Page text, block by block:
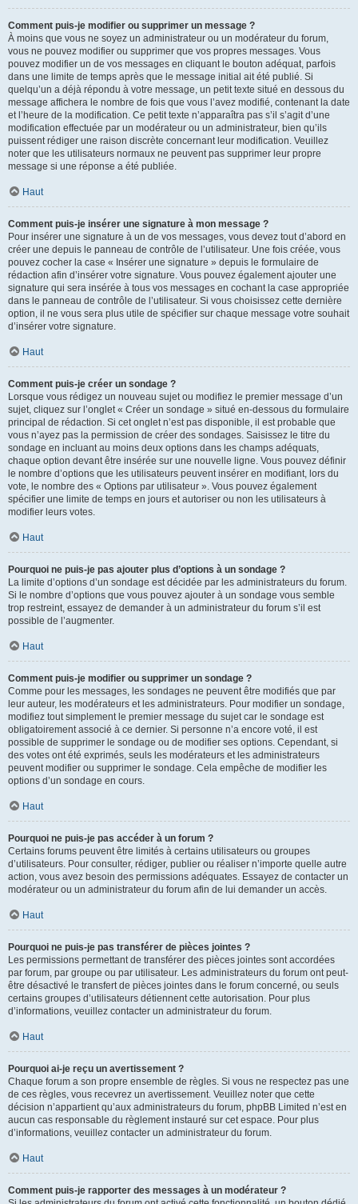
Comment puis-je modifier ou supprimer un message ?
À moins que vous ne soyez un administrateur ou un modérateur du forum,
vous ne pouvez modifier ou supprimer que vos propres messages. Vous
pouvez modifier un de vos messages en cliquant le bouton adéquat, parfois
dans une limite de temps après que le message initial ait été publié. Si
quelqu’un a déjà répondu à votre message, un petit texte situé en dessous du
message affichera le nombre de fois que vous l’avez modifié, contenant la date
et l’heure de la modification. Ce petit texte n’apparaîtra pas s’il s’agit d’une
modification effectuée par un modérateur ou un administrateur, bien qu’ils
puissent rédiger une raison discrète concernant leur modification. Veuillez
noter que les utilisateurs normaux ne peuvent pas supprimer leur propre
message si une réponse a été publiée.
Haut
Comment puis-je insérer une signature à mon message ?
Pour insérer une signature à un de vos messages, vous devez tout d’abord en
créer une depuis le panneau de contrôle de l’utilisateur. Une fois créée, vous
pouvez cocher la case « Insérer une signature » depuis le formulaire de
rédaction afin d’insérer votre signature. Vous pouvez également ajouter une
signature qui sera insérée à tous vos messages en cochant la case appropriée
dans le panneau de contrôle de l’utilisateur. Si vous choisissez cette dernière
option, il ne vous sera plus utile de spécifier sur chaque message votre souhait
d’insérer votre signature.
Haut
Comment puis-je créer un sondage ?
Lorsque vous rédigez un nouveau sujet ou modifiez le premier message d’un
sujet, cliquez sur l’onglet « Créer un sondage » situé en-dessous du formulaire
principal de rédaction. Si cet onglet n’est pas disponible, il est probable que
vous n’ayez pas la permission de créer des sondages. Saisissez le titre du
sondage en incluant au moins deux options dans les champs adéquats,
chaque option devant être insérée sur une nouvelle ligne. Vous pouvez définir
le nombre d’options que les utilisateurs peuvent insérer en modifiant, lors du
vote, le nombre des « Options par utilisateur ». Vous pouvez également
spécifier une limite de temps en jours et autoriser ou non les utilisateurs à
modifier leurs votes.
Haut
Pourquoi ne puis-je pas ajouter plus d’options à un sondage ?
La limite d’options d’un sondage est décidée par les administrateurs du forum.
Si le nombre d’options que vous pouvez ajouter à un sondage vous semble
trop restreint, essayez de demander à un administrateur du forum s’il est
possible de l’augmenter.
Haut
Comment puis-je modifier ou supprimer un sondage ?
Comme pour les messages, les sondages ne peuvent être modifiés que par
leur auteur, les modérateurs et les administrateurs. Pour modifier un sondage,
modifiez tout simplement le premier message du sujet car le sondage est
obligatoirement associé à ce dernier. Si personne n’a encore voté, il est
possible de supprimer le sondage ou de modifier ses options. Cependant, si
des votes ont été exprimés, seuls les modérateurs et les administrateurs
peuvent modifier ou supprimer le sondage. Cela empêche de modifier les
options d’un sondage en cours.
Haut
Pourquoi ne puis-je pas accéder à un forum ?
Certains forums peuvent être limités à certains utilisateurs ou groupes
d’utilisateurs. Pour consulter, rédiger, publier ou réaliser n’importe quelle autre
action, vous avez besoin des permissions adéquates. Essayez de contacter un
modérateur ou un administrateur du forum afin de lui demander un accès.
Haut
Pourquoi ne puis-je pas transférer de pièces jointes ?
Les permissions permettant de transférer des pièces jointes sont accordées
par forum, par groupe ou par utilisateur. Les administrateurs du forum ont peut-
être désactivé le transfert de pièces jointes dans le forum concerné, ou seuls
certains groupes d’utilisateurs détiennent cette autorisation. Pour plus
d’informations, veuillez contacter un administrateur du forum.
Haut
Pourquoi ai-je reçu un avertissement ?
Chaque forum a son propre ensemble de règles. Si vous ne respectez pas une
de ces règles, vous recevrez un avertissement. Veuillez noter que cette
décision n’appartient qu’aux administrateurs du forum, phpBB Limited n’est en
aucun cas responsable du règlement instauré sur cet espace. Pour plus
d’informations, veuillez contacter un administrateur du forum.
Haut
Comment puis-je rapporter des messages à un modérateur ?